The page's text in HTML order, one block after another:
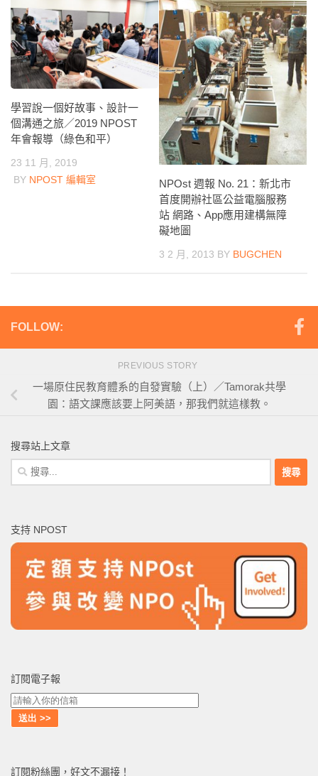
學習說一個好故事、設計一
個溝通之旅／2019 NPOST
年會報導（綠色和平）
23 11 月, 2019
BY NPOST 編輯室
NPOst 週報 No. 21：新北市
首度開辦社區公益電腦服務
站 網路、App應用建構無障
礙地圖
3 2 月, 2013 BY BUGCHEN
FOLLOW:
PREVIOUS STORY
一場原住民教育體系的自發實驗（上）／Tamorak共學
園：語文課應該要上阿美語，那我們就這樣教。
搜尋站上文章
搜
尋
字:
支持 NPOST
訂閱電子報
訂閱粉絲團，好文不漏接！